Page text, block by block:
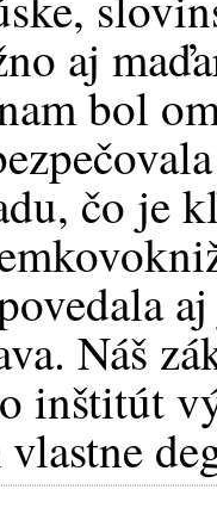
aj
bol
čo je
Náš
inštitút